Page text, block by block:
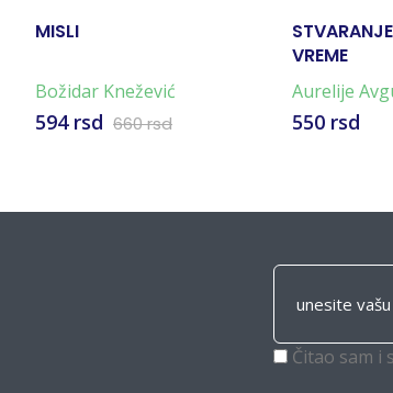
MISLI
Božidar Knežević
594 rsd 660 rsd
VREME
Aurelije
550 rsd
Čitao sam i